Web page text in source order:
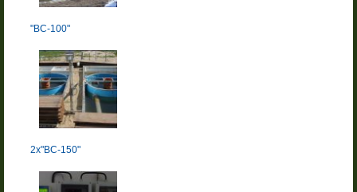
"BC-100"
2x"BC-150"